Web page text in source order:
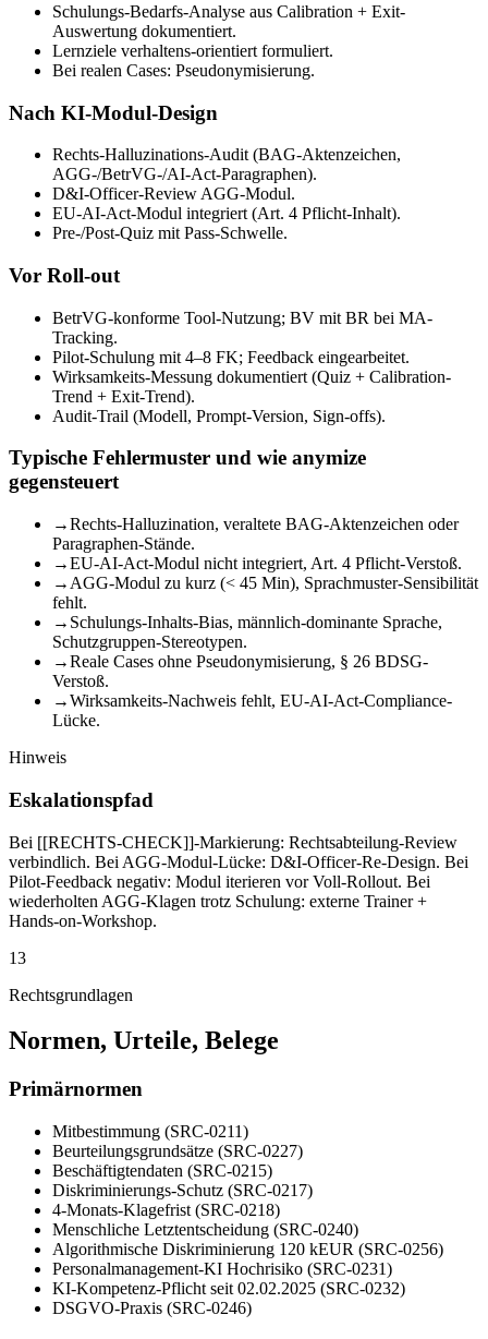
Schulungs-Bedarfs-Analyse aus Calibration + Exit-
Auswertung dokumentiert.
Lernziele verhaltens-orientiert formuliert.
Bei realen Cases: Pseudonymisierung.
Nach KI-Modul-Design
Rechts-Halluzinations-Audit (BAG-Aktenzeichen,
AGG-/BetrVG-/AI-Act-Paragraphen).
D&I-Officer-Review AGG-Modul.
EU-AI-Act-Modul integriert (Art. 4 Pflicht-Inhalt).
Pre-/Post-Quiz mit Pass-Schwelle.
Vor Roll-out
BetrVG-konforme Tool-Nutzung; BV mit BR bei MA-
Tracking.
Pilot-Schulung mit 4–8 FK; Feedback eingearbeitet.
Wirksamkeits-Messung dokumentiert (Quiz + Calibration-
Trend + Exit-Trend).
Audit-Trail (Modell, Prompt-Version, Sign-offs).
Typische Fehlermuster und wie anymize
gegensteuert
→Rechts-Halluzination, veraltete BAG-Aktenzeichen oder
Paragraphen-Stände.
→EU-AI-Act-Modul nicht integriert, Art. 4 Pflicht-Verstoß.
→ AGG-Modul zu kurz (< 45 Min), Sprachmuster-Sensibilität
fehlt.
→ Schulungs-Inhalts-Bias, männlich-dominante Sprache,
Schutzgruppen-Stereotypen.
→Reale Cases ohne Pseudonymisierung, § 26 BDSG-
Verstoß.
→Wirksamkeits-Nachweis fehlt, EU-AI-Act-Compliance-
Lücke.
Hinweis
Eskalationspfad
Bei [[RECHTS-CHECK]]-Markierung: Rechtsabteilung-Review
verbindlich. Bei AGG-Modul-Lücke: D&I-Officer-Re-Design. Bei
Pilot-Feedback negativ: Modul iterieren vor Voll-Rollout. Bei
wiederholten AGG-Klagen trotz Schulung: externe Trainer +
Hands-on-Workshop.
13
Rechtsgrundlagen
Normen, Urteile, Belege
Primärnormen
Mitbestimmung (SRC-0211)
Beurteilungsgrundsätze (SRC-0227)
Beschäftigtendaten (SRC-0215)
Diskriminierungs-Schutz (SRC-0217)
4-Monats-Klagefrist (SRC-0218)
Menschliche Letztentscheidung (SRC-0240)
Algorithmische Diskriminierung 120 kEUR (SRC-0256)
Personalmanagement-KI Hochrisiko (SRC-0231)
KI-Kompetenz-Pflicht seit 02.02.2025 (SRC-0232)
DSGVO-Praxis (SRC-0246)